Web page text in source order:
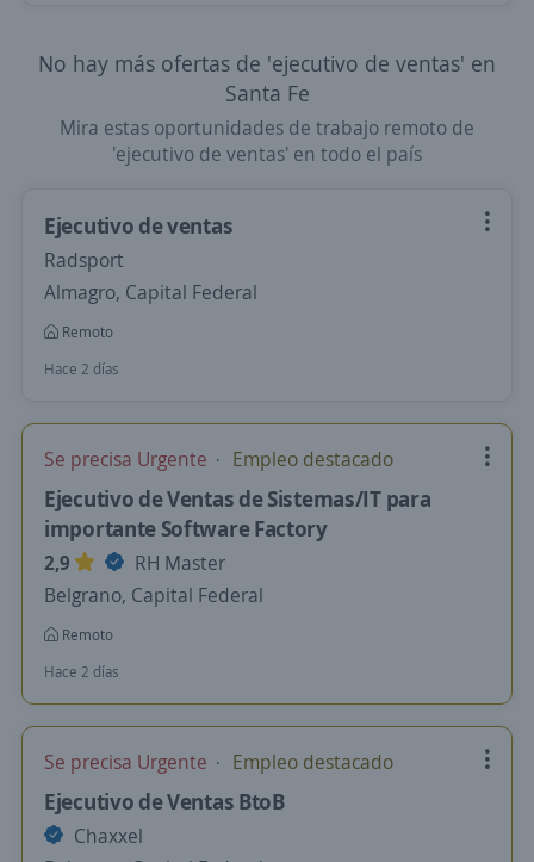
No hay más ofertas de 'ejecutivo de ventas' en
Santa Fe
Mira estas oportunidades de trabajo remoto de
'ejecutivo de ventas' en todo el país
Ejecutivo de ventas
Radsport
Almagro, Capital Federal
Remoto
Hace 2 días
Se precisa Urgente Empleo destacado
Ejecutivo de Ventas de Sistemas/IT para
importante Software Factory
2,9
RH Master
Belgrano, Capital Federal
Remoto
Hace 2 días
Se precisa Urgente Empleo destacado
Ejecutivo de Ventas BtoB
Chaxxel